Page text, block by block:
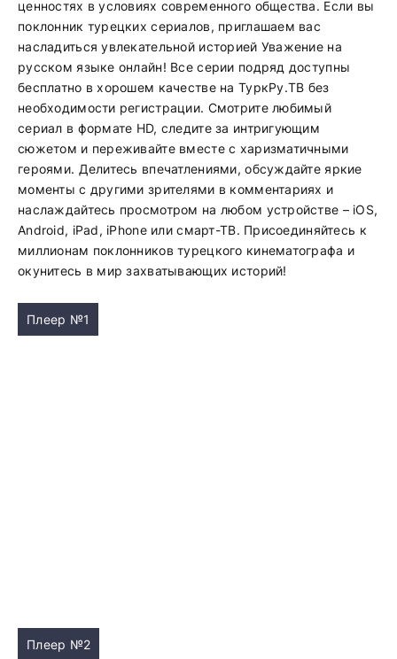
ценностях в условиях современного общества. Если вы
поклонник турецких сериалов, приглашаем вас
насладиться увлекательной историей Уважение на
русском языке онлайн! Все серии подряд доступны
бесплатно в хорошем качестве на ТуркРу.ТВ без
необходимости регистрации. Смотрите любимый
сериал в формате HD, следите за интригующим
сюжетом и переживайте вместе с харизматичными
героями. Делитесь впечатлениями, обсуждайте яркие
моменты с другими зрителями в комментариях и
наслаждайтесь просмотром на любом устройстве – iOS,
Android, iPad, iPhone или смарт-ТВ. Присоединяйтесь к
миллионам поклонников турецкого кинематографа и
окунитесь в мир захватывающих историй!
Плеер №1
Плеер №2